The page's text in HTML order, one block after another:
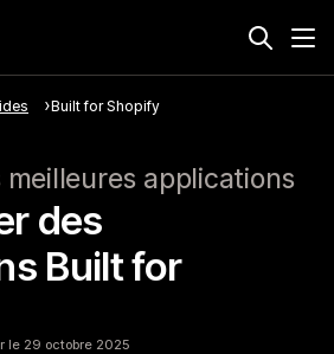
Built for Shopify
applications
des
Built for
le 29 octobre 2025